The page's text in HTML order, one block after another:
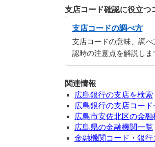
支店コード確認に役立つ
支店コードの調べ方
支店コードの意味、調
認時の注意点を解説しま
関連情報
広島銀行の支店を検索
広島銀行の支店コー
広島市安佐北区の金融
広島県の金融機関一覧
金融機関コード・銀